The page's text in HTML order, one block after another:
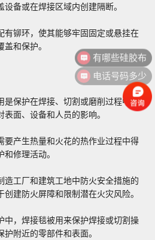
备或在焊接区域内创建隔断。
有铆环，使其能够牢固固定或悬挂在
和保护。
是保护在焊接、切割或磨削过程中产
面、设备和人员的影响。
要产生热量和火花的热作业过程中得
修理活动。
造工厂和建筑工地中防火安全措施的
建防火屏障和限制潜在火灾风险。
中，焊接毯被用来保护焊接或切割操
附近的零部件和表面。
电话号码多少